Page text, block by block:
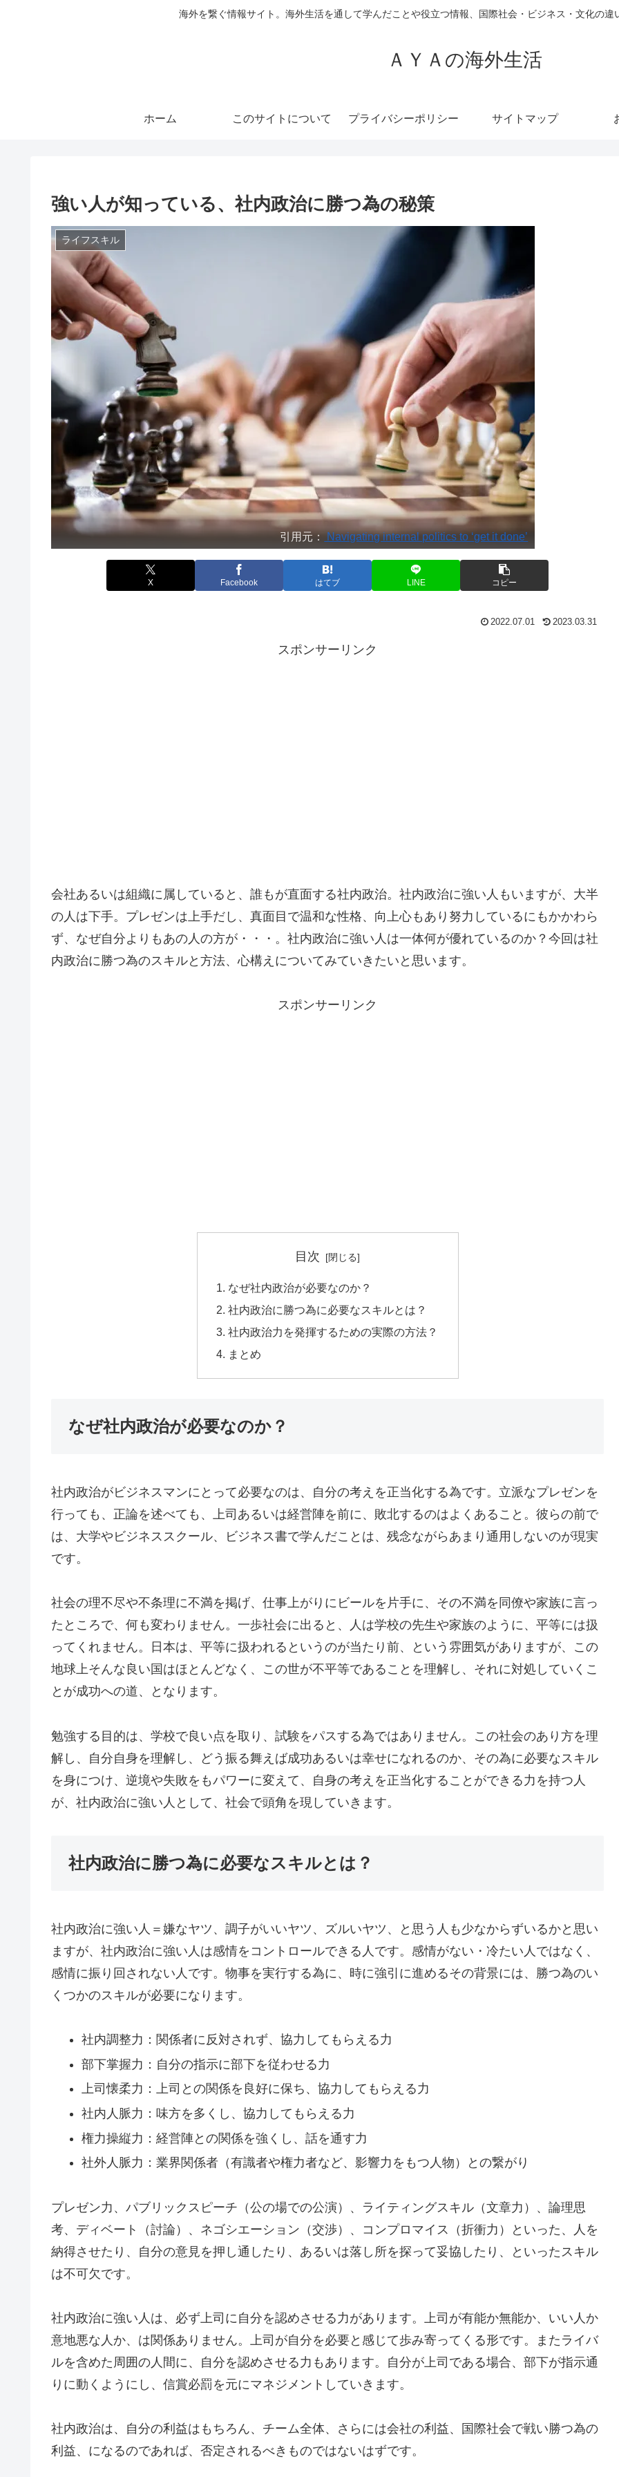
海外を繋ぐ情報サイト。海外生活を通して学んだことや役立つ情報、国際社会・ビジネス・文化の
ＡＹＡの海外生活
ホーム このサイトについて プライバシーポリシー サイトマップ
強い人が知っている、社内政治に勝つ為の秘策
ライフスキル
引用元：Navigating internal politics to ‘get it done’
X Facebook はてブ LINE コピー
2022.07.01 2023.03.31
スポンサーリンク
会社あるいは組織に属していると、誰もが直面する社内政治。社内政治に強い人もいますが、大半
の人は下手。プレゼンは上手だし、真面目で温和な性格、向上心もあり努力しているにもかかわら
ず、なぜ自分よりもあの人の方が・・・。社内政治に強い人は一体何が優れているのか？今回は社
内政治に勝つ為のスキルと方法、心構えについてみていきたいと思います。
スポンサーリンク
目次
なぜ社内政治が必要なのか？
社内政治に勝つ為に必要なスキルとは？
社内政治力を発揮するための実際の方法？
まとめ
なぜ社内政治が必要なのか？
社内政治がビジネスマンにとって必要なのは、自分の考えを正当化する為です。立派なプレゼンを
行っても、正論を述べても、上司あるいは経営陣を前に、敗北するのはよくあること。彼らの前で
は、大学やビジネススクール、ビジネス書で学んだことは、残念ながらあまり通用しないのが現実
です。
社会の理不尽や不条理に不満を掲げ、仕事上がりにビールを片手に、その不満を同僚や家族に言っ
たところで、何も変わりません。一歩社会に出ると、人は学校の先生や家族のように、平等には扱
ってくれません。日本は、平等に扱われるというのが当たり前、という雰囲気がありますが、この
地球上そんな良い国はほとんどなく、この世が不平等であることを理解し、それに対処していくこ
とが成功への道、となります。
勉強する目的は、学校で良い点を取り、試験をパスする為ではありません。この社会のあり方を理
解し、自分自身を理解し、どう振る舞えば成功あるいは幸せになれるのか、その為に必要なスキル
を身につけ、逆境や失敗をもパワーに変えて、自身の考えを正当化することができる力を持つ人
が、社内政治に強い人として、社会で頭角を現していきます。
社内政治に勝つ為に必要なスキルとは？
社内政治に強い人＝嫌なヤツ、調子がいいヤツ、ズルいヤツ、と思う人も少なからずいるかと思い
ますが、社内政治に強い人は感情をコントロールできる人です。感情がない・冷たい人ではなく、
感情に振り回されない人です。物事を実行する為に、時に強引に進めるその背景には、勝つ為のい
くつかのスキルが必要になります。
社内調整力：関係者に反対されず、協力してもらえる力
部下掌握力：自分の指示に部下を従わせる力
上司懐柔力：上司との関係を良好に保ち、協力してもらえる力
社内人脈力：味方を多くし、協力してもらえる力
権力操縦力：経営陣との関係を強くし、話を通す力
社外人脈力：業界関係者（有識者や権力者など、影響力をもつ人物）との繋がり
プレゼン力、パブリックスピーチ（公の場での公演）、ライティングスキル（文章力）、論理思
考、ディベート（討論）、ネゴシエーション（交渉）、コンプロマイス（折衝力）といった、人を
納得させたり、自分の意見を押し通したり、あるいは落し所を探って妥協したり、といったスキル
は不可欠です。
社内政治に強い人は、必ず上司に自分を認めさせる力があります。上司が有能か無能か、いい人か
意地悪な人か、は関係ありません。上司が自分を必要と感じて歩み寄ってくる形です。またライバ
ルを含めた周囲の人間に、自分を認めさせる力もあります。自分が上司である場合、部下が指示通
りに動くようにし、信賞必罰を元にマネジメントしていきます。
社内政治は、自分の利益はもちろん、チーム全体、さらには会社の利益、国際社会で戦い勝つ為の
利益、になるのであれば、否定されるべきものではないはずです。